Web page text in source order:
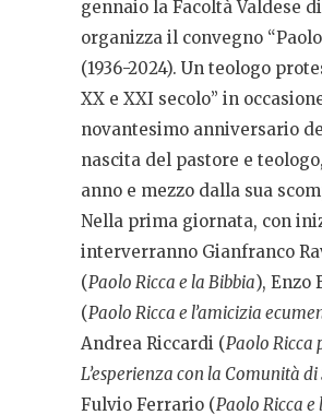
gennaio la Facoltà Valdese
organizza il convegno
(1936-2024). Un teologo
XX e XXI secolo” in
novantesimo anniversario
nascita del pastore e
anno e mezzo dalla sua
Nella prima giornata, con
interverranno Gianfranco
(Paolo Ricca e la Bibbia), Enzo
(Paolo Ricca e l’amicizia
Andrea Riccardi (Paolo Ricca
L’esperienza con la Comunità di
Fulvio Ferrario (Paolo Ricca e